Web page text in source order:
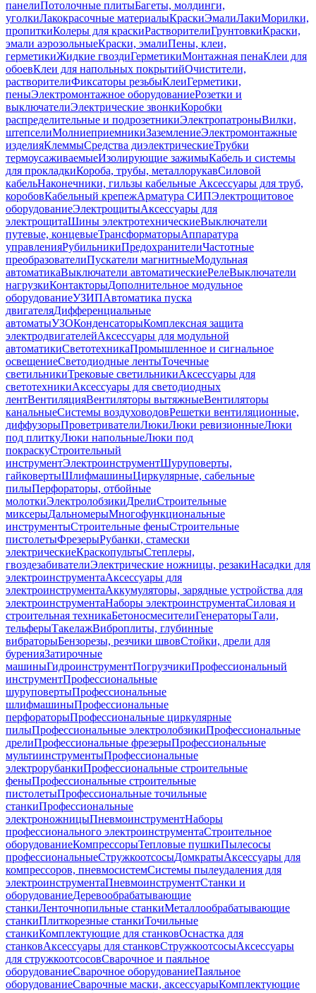
панелиПотолочные плитыБагеты, молдинги,
уголкиЛакокрасочные материалыКраскиЭмалиЛакиМорилки,
пропиткиКолеры для краскиРастворителиГрунтовкиКраски,
эмали аэрозольныеКраски, эмалиПены, клеи,
герметикиЖидкие гвоздиГерметикиМонтажная пенаКлеи для
обоевКлеи для напольных покрытийОчистители,
растворителиФиксаторы резьбыКлеиГерметики,
пеныЭлектромонтажное оборудованиеРозетки и
выключателиЭлектрические звонкиКоробки
распределительные и подрозетникиЭлектропатроныВилки,
штепселиМолниеприемникиЗаземлениеЭлектромонтажные
изделияКлеммыСредства диэлектрическиеТрубки
термоусаживаемыеИзолирующие зажимыКабель и системы
для прокладкиКороба, трубы, металлорукавСиловой
кабельНаконечники, гильзы кабельные Аксессуары для труб,
коробовКабельный крепежАрматура СИПЭлектрощитовое
оборудованиеЭлектрощитыАксессуары для
электрощитаШины электротехническиеВыключатели
путевые, концевыеТрансформаторыАппаратура
управленияРубильникиПредохранителиЧастотные
преобразователиПускатели магнитныеМодульная
автоматикаВыключатели автоматическиеРелеВыключатели
нагрузкиКонтакторыДополнительное модульное
оборудованиеУЗИПАвтоматика пуска
двигателяДифференциальные
автоматыУЗОКонденсаторыКомплексная защита
электродвигателейАксессуары для модульной
автоматикиСветотехникаПромышленное и сигнальное
освещениеСветодиодные лентыТочечные
светильникиТрековые светильникиАксессуары для
светотехникиАксессуары для светодиодных
лентВентиляцияВентиляторы вытяжныеВентиляторы
канальныеСистемы воздуховодовРешетки вентиляционные,
диффузорыПроветривателиЛюкиЛюки ревизионныеЛюки
под плиткуЛюки напольныеЛюки под
покраскуСтроительный
инструментЭлектроинструментШуруповерты,
гайковертыШлифмашиныЦиркулярные, сабельные
пилыПерфораторы, отбойные
молоткиЭлектролобзикиДрелиСтроительные
миксерыДальномерыМногофункциональные
инструментыСтроительные феныСтроительные
пистолетыФрезерыРубанки, стамески
электрическиеКраскопультыСтеплеры,
гвоздезабивателиЭлектрические ножницы, резакиНасадки для
электроинструментаАксессуары для
электроинструментаАккумуляторы, зарядные устройства для
электроинструментаНаборы электроинструментаСиловая и
строительная техникаБетоносмесителиГенераторыТали,
тельферыТакелажВиброплиты, глубинные
вибраторыБензорезы, резчики швовСтойки, дрели для
буренияЗатирочные
машиныГидроинструментПогрузчикиПрофессиональный
инструментПрофессиональные
шуруповертыПрофессиональные
шлифмашиныПрофессиональные
перфораторыПрофессиональные циркулярные
пилыПрофессиональные электролобзикиПрофессиональные
дрелиПрофессиональные фрезерыПрофессиональные
мультиинструментыПрофессиональные
электрорубанкиПрофессиональные строительные
феныПрофессиональные строительные
пистолетыПрофессиональные точильные
станкиПрофессиональные
электроножницыПневмоинструментНаборы
профессионального электроинструментаСтроительное
оборудованиеКомпрессорыТепловые пушкиПылесосы
профессиональныеСтружкоотсосыДомкратыАксессуары для
компрессоров, пневмосистемСистемы пылеудаления для
электроинструментаПневмоинструментСтанки и
оборудованиеДеревообрабатывающие
станкиЛенточнопильные станкиМеталлообрабатывающие
станкиПлиткорезные станкиТочильные
станкиКомплектующие для станковОснастка для
станковАксессуары для станковСтружкоотсосыАксессуары
для стружкоотсосовСварочное и паяльное
оборудованиеСварочное оборудованиеПаяльное
оборудованиеСварочные маски, аксессуарыКомплектующие